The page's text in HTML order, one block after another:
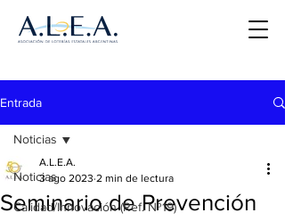
Entrada
Noticias
Calidad/Innovación (Ref. Nº19)
Noticias
Seminario de Prevención
A.L.E.A.
3 ago 2023 2 min de lectura